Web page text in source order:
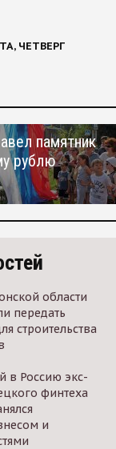
ЧЕТВЕРГ
памятник
рублю
области
передать
строительства
в Россию экс-
финтеха
и